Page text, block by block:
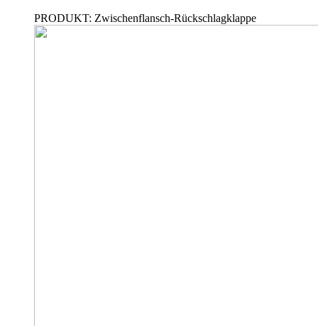
PRODUKT: Zwischenflansch-Rückschlagklappe